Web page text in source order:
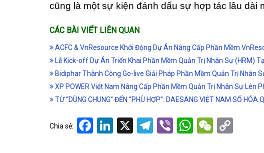
cũng là một sự kiện đánh dấu sự hợp tác lâu dài
CÁC BÀI VIẾT LIÊN QUAN
ACFC & VnResource Khởi Động Dự Án Nâng Cấp Phần Mềm
Lễ Kick-off Dự Án Triển Khai Phần Mềm Quản Trị Nhân Sự (HRM)
Bidiphar Thành Công Go-live Giải Pháp Phần Mềm Quản Trị Nhân
XP POWER Việt Nam Nâng Cấp Phần Mềm Quản Trị Nhân Sự Lên
TỪ “DÙNG CHUNG” ĐẾN “PHÙ HỢP”: DAESANG VIỆT NAM SỐ HÓA
Chia sẻ: Facebook
LinkedIn
X Telegram
ViberWhatsApp
WeChat